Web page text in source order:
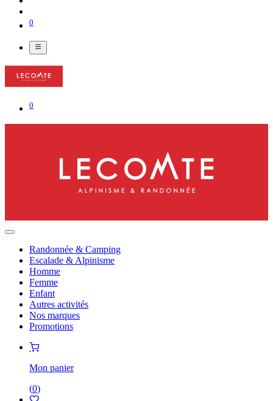
0
0
Randonnée & Camping
Escalade & Alpinisme
Homme
Femme
Enfant
Autres activités
Nos marques
Promotions
Mon panier
(0)